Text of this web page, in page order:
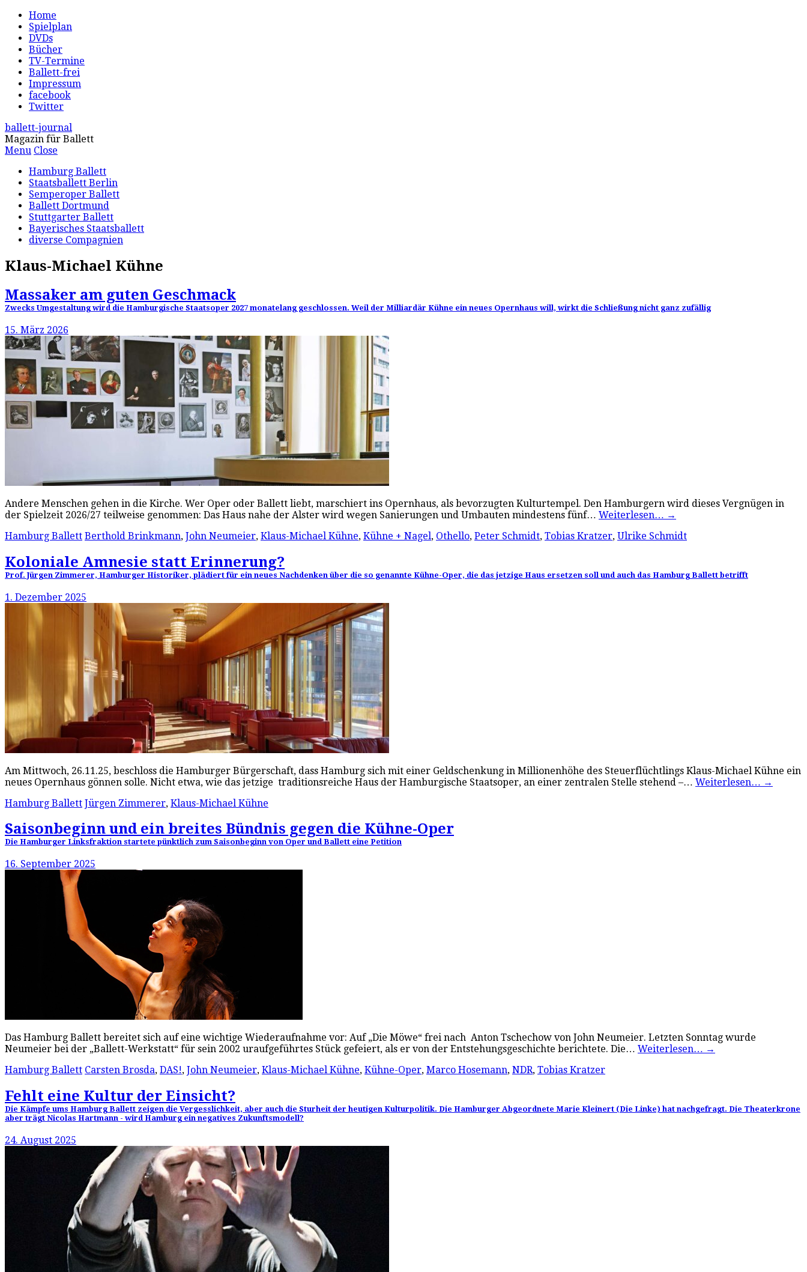
Home
Spielplan
DVDs
Bücher
TV-Termine
Ballett-frei
Impressum
facebook
Twitter
ballett-journal
Magazin für Ballett
Menu Close
Hamburg Ballett
Staatsballett Berlin
Semperoper Ballett
Ballett Dortmund
Stuttgarter Ballett
Bayerisches Staatsballett
diverse Compagnien
Klaus-Michael Kühne
Massaker am guten Geschmack
Zwecks Umgestaltung wird die Hamburgische Staatsoper 2027 monatelang geschlossen. Weil der Milliardär Kühne ein neues Opernhaus will, wirkt die Schließung nicht ganz zufällig
15. März 2026
Andere Menschen gehen in die Kirche. Wer Oper oder Ballett liebt, marschiert ins Opernhaus, als bevorzugten Kulturtempel. Den Hamburgern wird dieses Vergnügen in
der Spielzeit 2026/27 teilweise genommen: Das Haus nahe der Alster wird wegen Sanierungen und Umbauten mindestens fünf… Weiterlesen… →
Hamburg Ballett Berthold Brinkmann, John Neumeier, Klaus-Michael Kühne, Kühne + Nagel, Othello, Peter Schmidt, Tobias Kratzer, Ulrike Schmidt
Koloniale Amnesie statt Erinnerung?
Prof. Jürgen Zimmerer, Hamburger Historiker, plädiert für ein neues Nachdenken über die so genannte Kühne-Oper, die das jetzige Haus ersetzen soll und auch das Hamburg Ballett betrifft
1. Dezember 2025
Am Mittwoch, 26.11.25, beschloss die Hamburger Bürgerschaft, dass Hamburg sich mit einer Geldschenkung in Millionenhöhe des Steuerflüchtlings Klaus-Michael Kühne ein
neues Opernhaus gönnen solle. Nicht etwa, wie das jetzige traditionsreiche Haus der Hamburgische Staatsoper, an einer zentralen Stelle stehend –… Weiterlesen… →
Hamburg Ballett Jürgen Zimmerer, Klaus-Michael Kühne
Saisonbeginn und ein breites Bündnis gegen die Kühne-Oper
Die Hamburger Linksfraktion startete pünktlich zum Saisonbeginn von Oper und Ballett eine Petition
16. September 2025
Das Hamburg Ballett bereitet sich auf eine wichtige Wiederaufnahme vor: Auf „Die Möwe“ frei nach Anton Tschechow von John Neumeier. Letzten Sonntag wurde
Neumeier bei der „Ballett-Werkstatt“ für sein 2002 uraufgeführtes Stück gefeiert, als er von der Entstehungsgeschichte berichtete. Die… Weiterlesen… →
Hamburg Ballett Carsten Brosda, DAS!, John Neumeier, Klaus-Michael Kühne, Kühne-Oper, Marco Hosemann, NDR, Tobias Kratzer
Fehlt eine Kultur der Einsicht?
Die Kämpfe ums Hamburg Ballett zeigen die Vergesslichkeit, aber auch die Sturheit der heutigen Kulturpolitik. Die Hamburger Abgeordnete Marie Kleinert (Die Linke) hat nachgefragt. Die Theaterkrone
aber trägt Nicolas Hartmann - wird Hamburg ein negatives Zukunftsmodell?
24. August 2025